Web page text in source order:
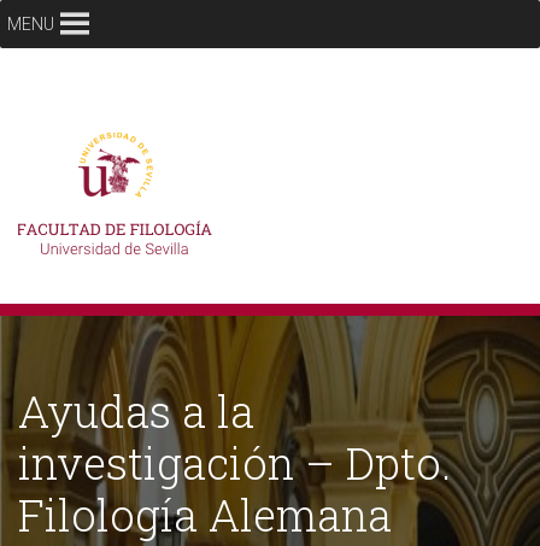
MENU
Ayudas a la
investigación – Dpto.
Filología Alemana